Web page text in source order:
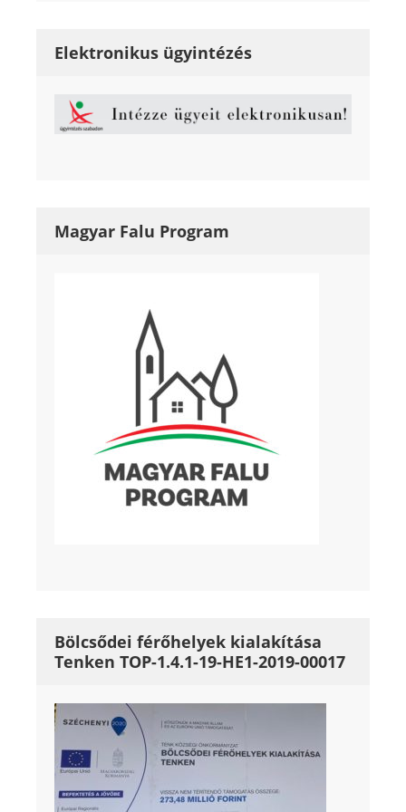
Elektronikus ügyintézés
Magyar Falu Program
Bölcsődei férőhelyek kialakítása
Tenken TOP-1.4.1-19-HE1-2019-00017